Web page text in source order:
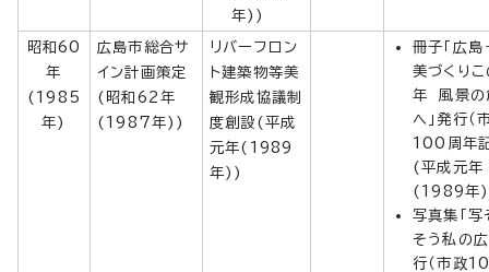
年))
昭和60
年
(1985
年)
広島市総合サ
イン計画策定
(昭和62年
(1987年))
リバーフロン
ト建築物等美
観形成協議制
度創設(平成
元年(1989
年))
冊子「広
美づくり
年 風景の
へ」発行（
100周年
(平成元年
(1989年
写真集「写
そう私の広
行（市政